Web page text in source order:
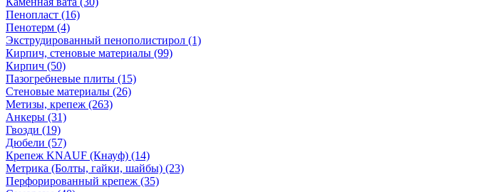
Пенопласт (16)
Пенотерм (4)
Экструдированный пенополистирол (1)
Кирпич, стеновые материалы (99)
Кирпич (50)
Пазогребневые плиты (15)
Стеновые материалы (26)
Метизы, крепеж (263)
Анкеры (31)
Гвозди (19)
Дюбели (57)
Крепеж KNAUF (Кнауф) (14)
Метрика (Болты, гайки, шайбы) (23)
Перфорированный крепеж (35)